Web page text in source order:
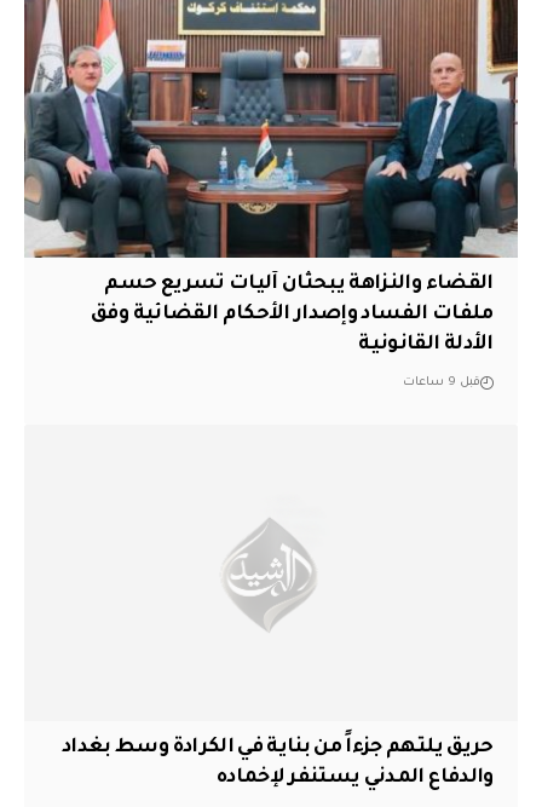
القضاء والنزاهة يبحثان آليات تسريع حسم
ملفات الفساد وإصدار الأحكام القضائية وفق
الأدلة القانونية
قبل 9 ساعات
حريق يلتهم جزءاً من بناية في الكرادة وسط بغداد
والدفاع المدني يستنفر لإخماده